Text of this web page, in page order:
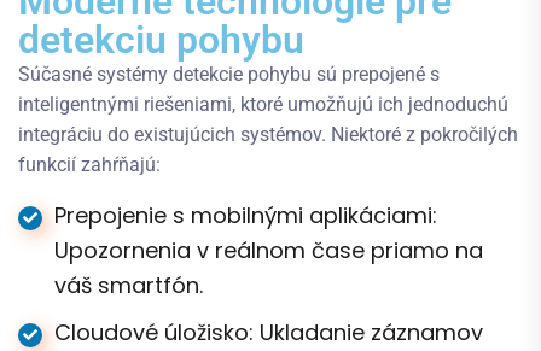
detekciu pohybu
Súčasné systémy detekcie pohybu sú prepojené s
inteligentnými riešeniami, ktoré umožňujú ich jednoduchú
integráciu do existujúcich systémov. Niektoré z pokročilých
funkcií zahŕňajú:
Prepojenie s mobilnými aplikáciami:
Upozornenia v reálnom čase priamo na
váš smartfón.
Cloudové úložisko: Ukladanie záznamov